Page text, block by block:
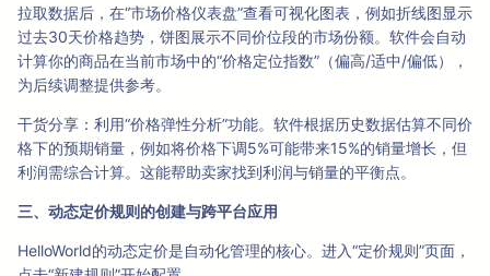
拉取数据后，在“市场价格仪表盘”查看可视化图表，例如折线图显示
过去30天价格趋势，饼图展示不同价位段的市场份额。软件会自动
计算你的商品在当前市场中的“价格定位指数”（偏高/适中/偏低），
为后续调整提供参考。
干货分享：利用“价格弹性分析”功能。软件根据历史数据估算不同价
格下的预期销量，例如将价格下调5%可能带来15%的销量增长，但
利润需综合计算。这能帮助卖家找到利润与销量的平衡点。
三、动态定价规则的创建与跨平台应用
HelloWorld的动态定价是自动化管理的核心。进入“定价规则”页面，